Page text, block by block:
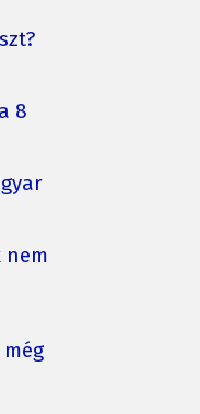
8
nem